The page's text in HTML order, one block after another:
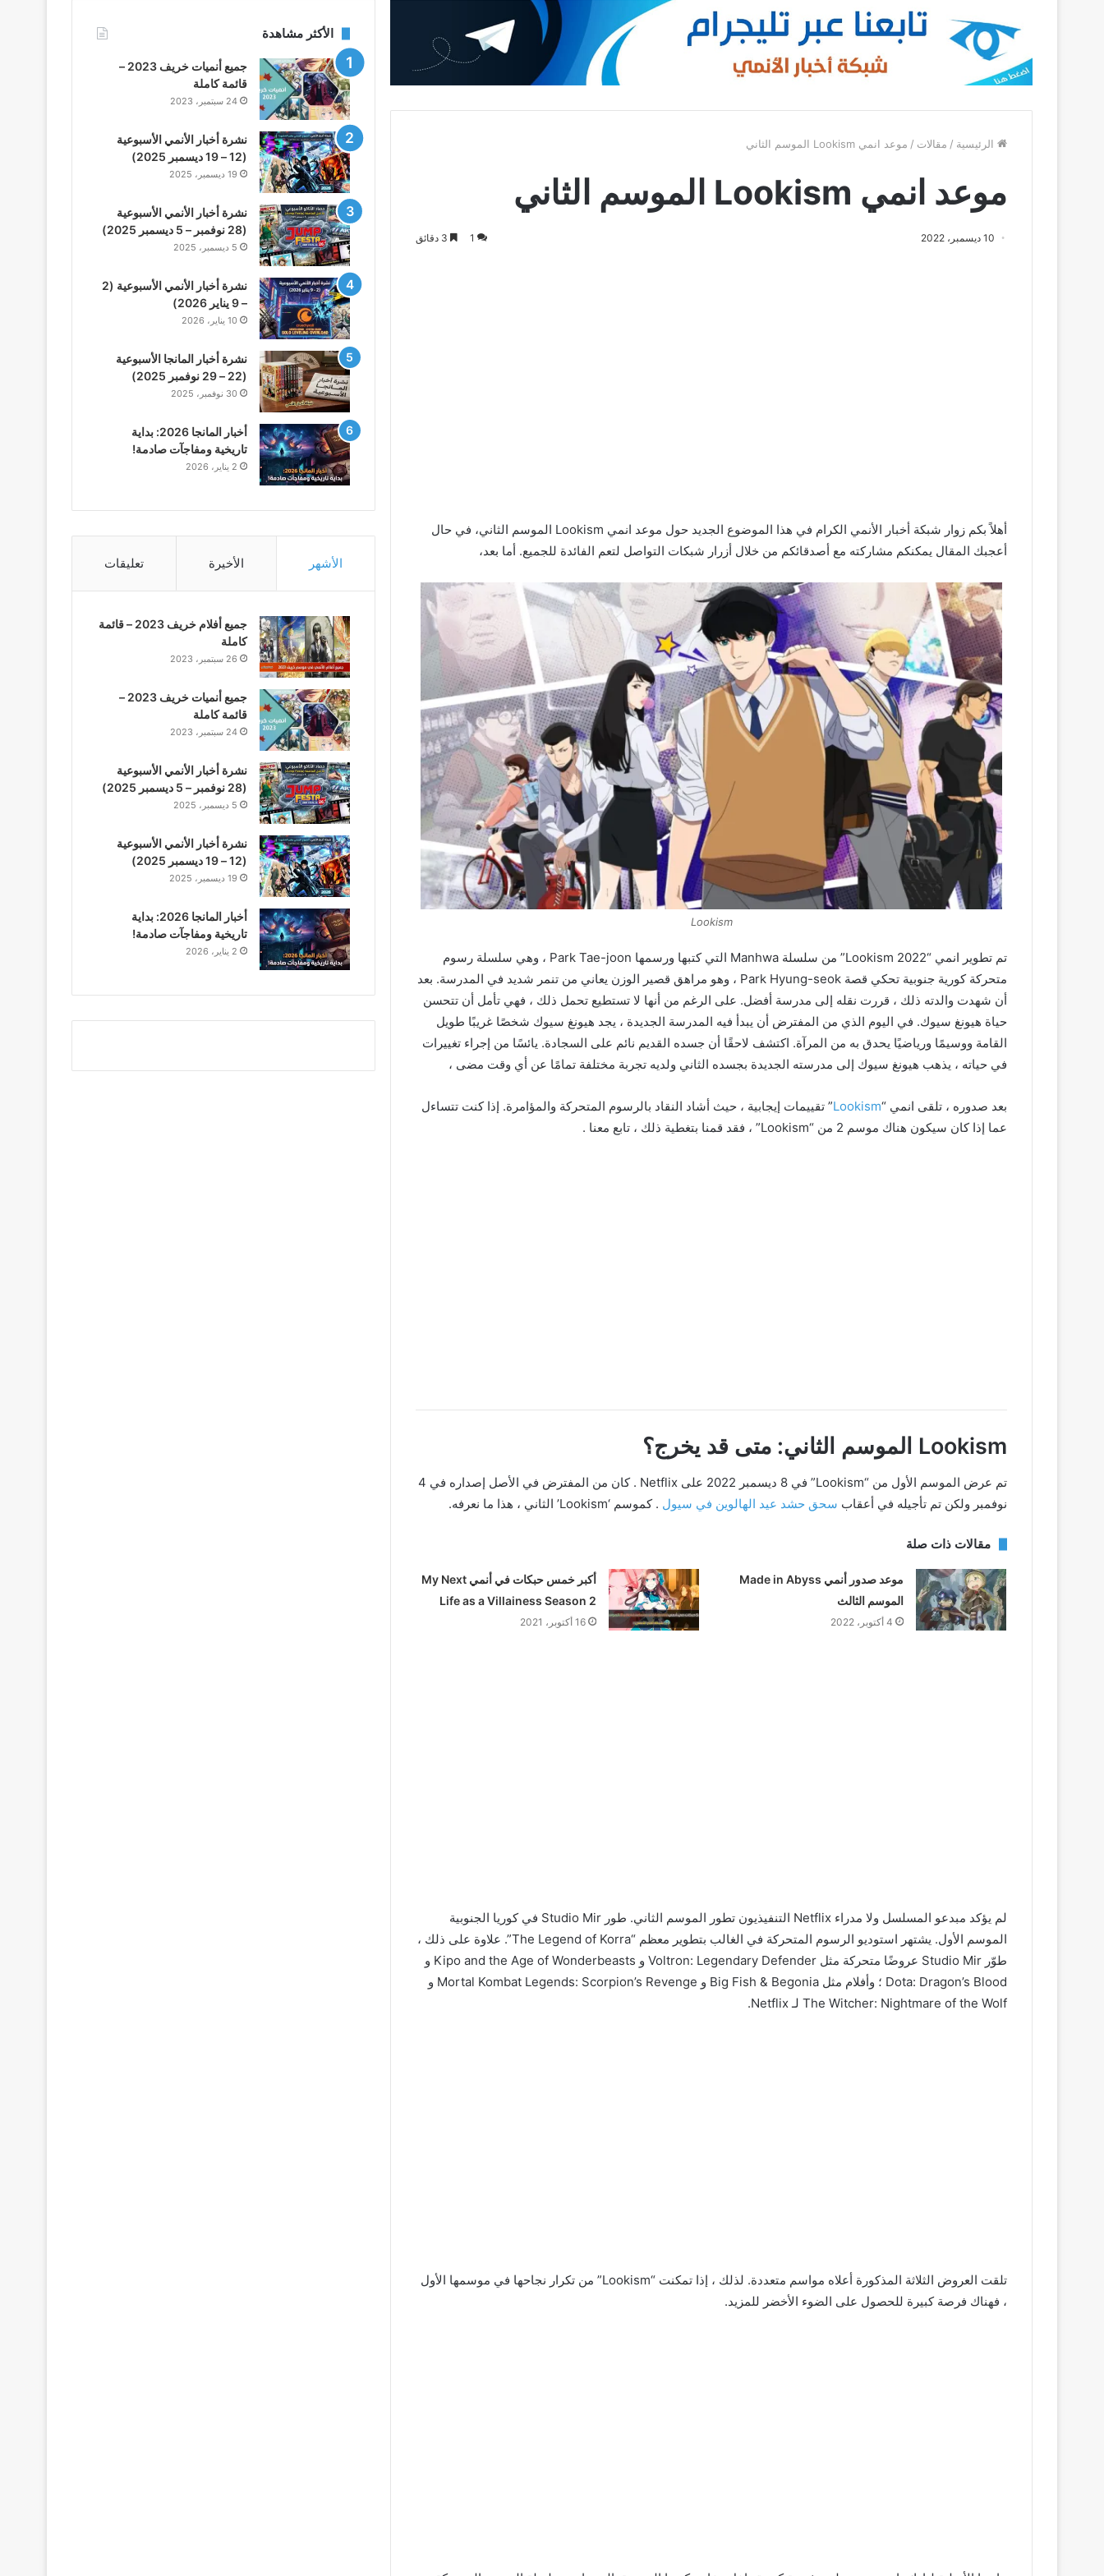
الرئيسية / مقالات / موعد انمي Lookism الموسم الثاني
موعد انمي Lookism الموسم الثاني
10 ديسمبر، 2022 1
أهلاً بكم زوار شبكة أخبار الأنمي الكرام في هذا الموضوع الجديد حول موعد انمي Lookism الموسم الثاني، في حال
أعجبك المقال يمكنكم مشاركته مع أصدقائكم من خلال أزرار شبكات التواصل لتعم الفائدة للجميع. أما بعد،
Lookism
تم تطوير انمي “Lookism 2022” من سلسلة Manhwa التي كتبها ورسمها Park Tae-joon ، وهي سلسلة رسوم
متحركة كورية جنوبية تحكي قصة Park Hyung-seok ، وهو مراهق قصير الوزن يعاني من تنمر شديد في المدرسة. بعد
أن شهدت والدته ذلك ، قررت نقله إلى مدرسة أفضل. على الرغم من أنها لا تستطيع تحمل ذلك ، فهي تأمل أن تتحسن
حياة هيونغ سيوك. في اليوم الذي من المفترض أن يبدأ فيه المدرسة الجديدة ، يجد هيونغ سيوك شخصًا غريبًا طويل
القامة ووسيمًا ورياضيًا يحدق به من المرآة. اكتشف لاحقًا أن جسده القديم نائم على السجادة. يائسًا من إجراء تغييرات
في حياته ، يذهب هيونغ سيوك إلى مدرسته الجديدة بجسده الثاني ولديه تجربة مختلفة تمامًا عن أي وقت مضى ،
بعد صدوره ، تلقى انمي “Lookism” تقييمات إيجابية ، حيث أشاد النقاد بالرسوم المتحركة والمؤامرة. إذا كنت تتساءل
عما إذا كان سيكون هناك موسم 2 من “Lookism” ، فقد قمنا بتغطية ذلك ، تابع معنا .
Lookism الموسم الثاني: متى قد يخرج؟
تم عرض الموسم الأول من “Lookism” في 8 ديسمبر 2022 على Netflix . كان من المفترض في الأصل إصداره في 4
نوفمبر ولكن تم تأجيله في أعقاب سحق حشد عيد الهالوين في سيول . كموسم ‘Lookism’ الثاني ، هذا ما نعرفه.
مقالات ذات صلة
موعد صدور أنمي Made in Abyss
الموسم الثالث
4 أكتوبر، 2022
أكبر خمس حبكات في أنمي My Next
Life as a Villainess Season 2
16 أكتوبر، 2021
لم يؤكد مبدعو المسلسل ولا مدراء Netflix التنفيذيون تطور الموسم الثاني. طور Studio Mir في كوريا الجنوبية
الموسم الأول. يشتهر استوديو الرسوم المتحركة في الغالب بتطوير معظم “The Legend of Korra”. علاوة على ذلك ،
طوّر Studio Mir عروضًا متحركة مثل Voltron: Legendary Defender و Kipo and the Age of Wonderbeasts و
Dota: Dragon’s Blood ؛ وأفلام مثل Big Fish & Begonia و Mortal Kombat Legends: Scorpion’s Revenge و
The Witcher: Nightmare of the Wolf لـ Netflix.
تلقت العروض الثلاثة المذكورة أعلاه مواسم متعددة. لذلك ، إذا تمكنت “Lookism” من تكرار نجاحها في موسمها الأول
، فهناك فرصة كبيرة للحصول على الضوء الأخضر للمزيد.
الأكثر مشاهدة
جميع أنميات خريف 2023 –
قائمة كاملة
24 سبتمبر، 2023
نشرة أخبار الأنمي الأسبوعية
(12 – 19 ديسمبر 2025)
19 ديسمبر، 2025
نشرة أخبار الأنمي الأسبوعية
(28 نوفمبر – 5 ديسمبر 2025)
5 ديسمبر، 2025
نشرة أخبار الأنمي الأسبوعية (2
– 9 يناير 2026)
10 يناير، 2026
نشرة أخبار المانجا الأسبوعية
(22 – 29 نوفمبر 2025)
30 نوفمبر، 2025
أخبار المانجا 2026: بداية
تاريخية ومفاجآت صادمة!
2 يناير، 2026
الأشهر الأخيرة تعليقات
جميع أفلام خريف 2023 – قائمة
كاملة
26 سبتمبر، 2023
جميع أنميات خريف 2023 –
قائمة كاملة
24 سبتمبر، 2023
نشرة أخبار الأنمي الأسبوعية
(28 نوفمبر – 5 ديسمبر 2025)
5 ديسمبر، 2025
نشرة أخبار الأنمي الأسبوعية
(12 – 19 ديسمبر 2025)
19 ديسمبر، 2025
أخبار المانجا 2026: بداية
تاريخية ومفاجآت صادمة!
2 يناير، 2026